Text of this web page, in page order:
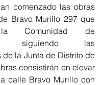
comenzado las obras
Bravo Murillo 297 que
Comunidad de
siguiendo las
de la Junta de Distrito de
consistirán en elevar
calle Bravo Murillo con